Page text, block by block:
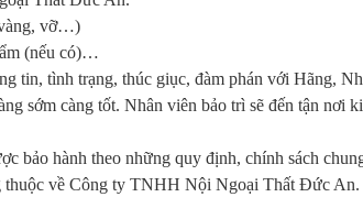
vỡ…)
(nếu có)…
tin, tình trạng, thúc giục, đàm phán với Hãng,
sớm càng tốt. Nhân viên bảo trì sẽ đến tận nơi
bảo hành theo những quy định, chính sách
thuộc về Công ty TNHH Nội Ngoại Thất Đức An.